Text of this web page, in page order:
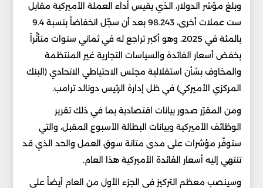
وبلغ مؤشر الدولار، الذي يقيس أداء العملة الأميركية مقابل
ست عملات أخرى، 98.243 بعد أن سجّل انخفاضاً بنسبة 9.4
بالمئة في 2025، وهو أكبر تراجع له في ثماني سنوات متأثّراً
بخفض أسعار الفائدة والسياسات التجارية غير المنتظمة
والمخاوف بشأن استقلالية مجلس الاحتياطي الاتحادي (البنك
المركزي الأميركي) في ظل إدارة الرئيس دونالد ترامب.
ومن المقرّر صدور بيانات اقتصادية بما في ذلك تقرير
الوظائف الأميركية وبيانات البطالة الأسبوع المقبل، والتي
ستوفّر مؤشرات على مدى متانة سوق العمل والحد الذي قد
تنتهي إليه أسعار الفائدة الأميركية هذا العام.
وسينصب معظم التركيز في الجزء الأول من العام أيضاً على